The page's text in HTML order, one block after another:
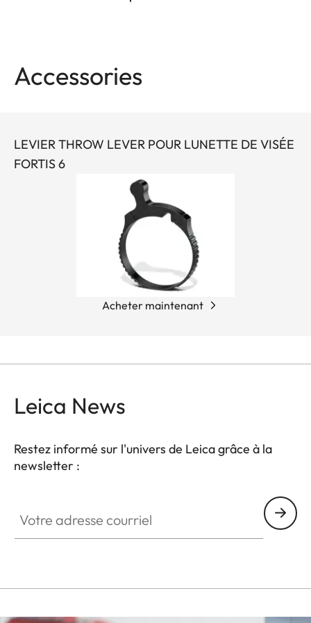
Accessories
LEVIER THROW LEVER POUR LUNETTE DE VISÉE
FORTIS 6
Acheter maintenant
Leica News
Restez informé sur l'univers de Leica grâce à la
newsletter :